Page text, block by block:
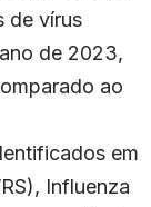
de vírus
de 2023,
ao
em
Influenza